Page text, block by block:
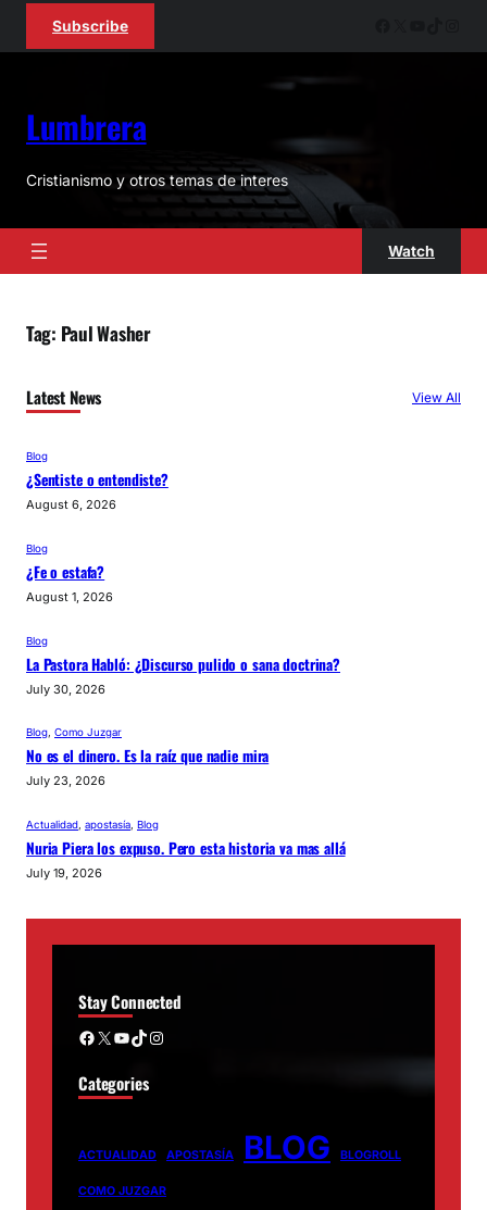
Subscribe
Lumbrera
Cristianismo y otros temas de interes
Watch
Tag: Paul Washer
Latest News View All
Blog
¿Sentiste o entendiste?
August 6, 2026
Blog
¿Fe o estafa?
August 1, 2026
Blog
La Pastora Habló: ¿Discurso pulido o sana doctrina?
July 30, 2026
Blog, Como Juzgar
No es el dinero. Es la raíz que nadie mira
July 23, 2026
Actualidad apostasía Blog
Nuria Piera los expuso. Pero esta historia va mas allá
July 19, 2026
Stay Connected
Facebook X YouTube TikTok Instagram
Categories
ACTUALIDAD APOSTASÍA BLOG BLOGROLL
COMO JUZGAR